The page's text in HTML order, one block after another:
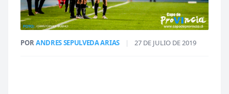
PORANDRES SEPULVEDA ARIAS | 27 DE JULIO DE 2019